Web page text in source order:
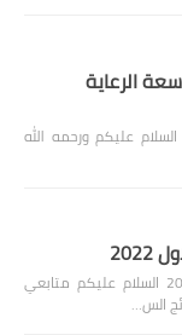
الرعاية
عليكم ورحمه الله
نتائج السادس ابتدائي الدور الاول 2022 السلام عليكم متابعي
الس…